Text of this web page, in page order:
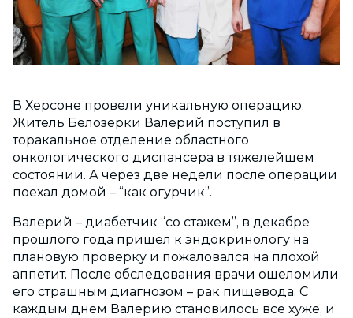
В Херсоне провели уникальную операцию.
Житель Белозерки Валерий поступил в
торакальное отделение областного
онкологического диспансера в тяжелейшем
состоянии. А через две недели после операции
поехал домой – “как огурчик”.
Валерий – диабетчик “со стажем”, в декабре
прошлого года пришел к эндокринологу на
плановую проверку и пожаловался на плохой
аппетит. После обследования врачи ошеломили
его страшным диагнозом – рак пищевода. С
каждым днем Валерию становилось все хуже, и